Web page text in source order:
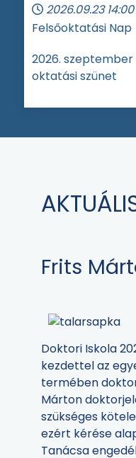
2026.09.23 14:00
Felsőoktatási Nap
2026.
oktatási szünet
Frits
Doktori Iskola
kezdettel az
termében
Márton
szükséges
ezért kérése
Tanácsa